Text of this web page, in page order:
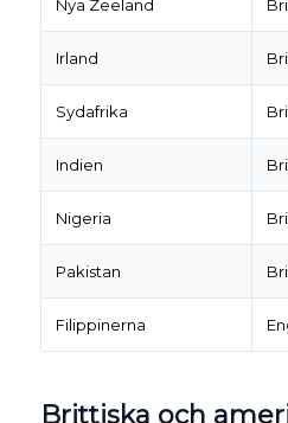
Nya Zeeland
Irland
Sydafrika
Indien
Nigeria
Pakistan
Filippinerna
Brittiska och